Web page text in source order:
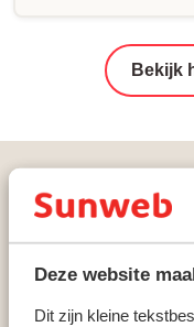
Deze website
Dit zijn kleine
Bekijk
Vakanties
Skicircus Saalbach-